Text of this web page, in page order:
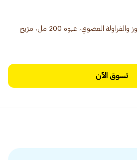
عصير سن بلاست بالتفاح والموز والفراولة العضوي، عبوة 200 مل، مزيج
تسوق الآن